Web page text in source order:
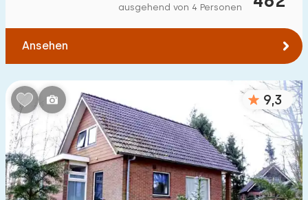
Mindestanzahl
Schlafzimmern:
1 2 3 4 5
Badezimmer:
ausgehend von 4 Personen
Ansehen
9,3